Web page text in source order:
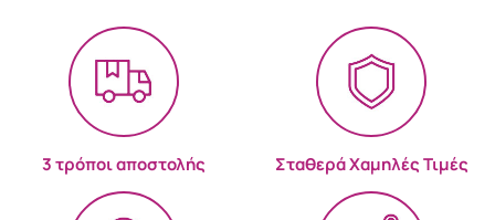
3 τρόποι αποστολής Σταθερά Χαμηλές Τιμές